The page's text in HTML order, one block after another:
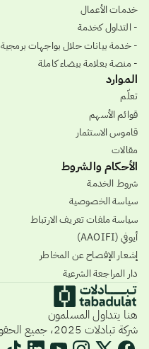
خدمات الأعمال
- التداول كخدمة
- خدمة بيانات حلال بواجهات برمجية
- منصة بعلامة بيضاء كاملة
الموارد
تعلّم
قوائم الأسهم
قاموس الاستثمار
مقالات
الأحكام والشروط
شروط الخدمة
سياسة الخصوصية
سياسة ملفات تعريف الارتباط
أيوفي (AAOIFI)
إشعار الإفصاح عن المخاطر
دار المراجعة الشرعية
هنا يتداول المسلمون
شركة تبادلات 2025، جميع الحقوق محفوظة.